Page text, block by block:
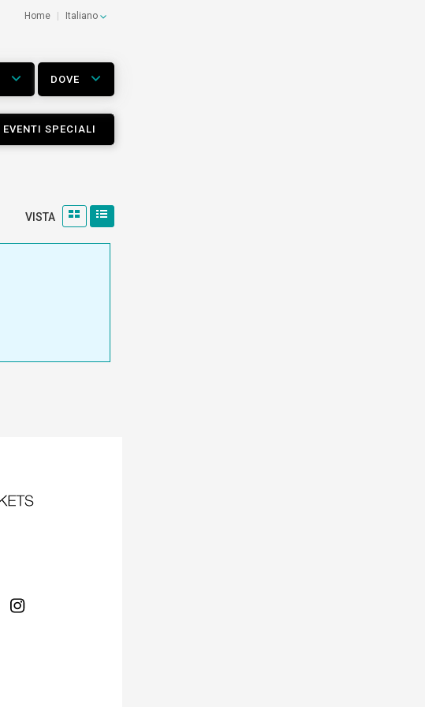
Home Italiano
DOVE
EVENTI SPECIALI
VISTA